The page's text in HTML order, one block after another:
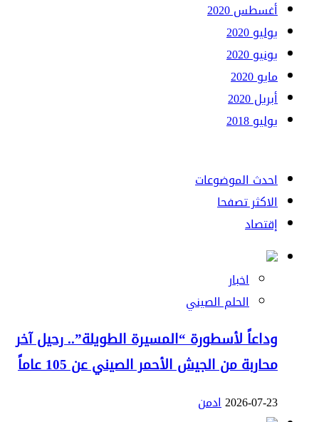
أغسطس 2020
يوليو 2020
يونيو 2020
مايو 2020
أبريل 2020
يوليو 2018
احدث الموضوعات
الاكثر تصفحا
إقتصاد
اخبار
الحلم الصيني
وداعاً لأسطورة “المسيرة الطويلة”.. رحيل آخر
محاربة من الجيش الأحمر الصيني عن 105 عاماً
2026-07-23ادمن